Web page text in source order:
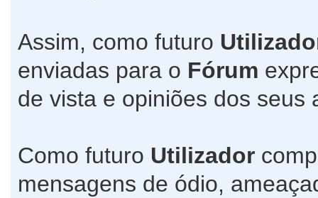
Assim, como futuro
enviadas para o Fórum
de vista e opiniões dos seus
Como futuro Utilizador
mensagens de ódio,